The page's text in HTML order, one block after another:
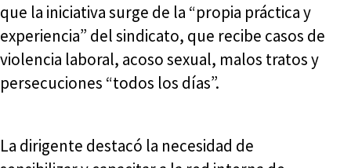
que la iniciativa surge de la “propia práctica y
experiencia” del sindicato, que recibe casos de
violencia laboral, acoso sexual, malos tratos y
persecuciones “todos los días”.
La dirigente destacó la necesidad de